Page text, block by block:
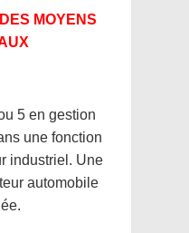
MOYENS
5 en gestion
une fonction
industriel. Une
automobile